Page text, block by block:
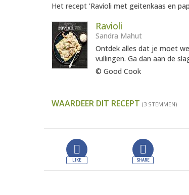
Het recept 'Ravioli met geitenkaas en
Ravioli
Sandra Mahut
Ontdek alles dat je moet
vullingen. Ga dan aan de
© Good Cook
WAARDEER DIT RECEPT (3 STEMMEN)